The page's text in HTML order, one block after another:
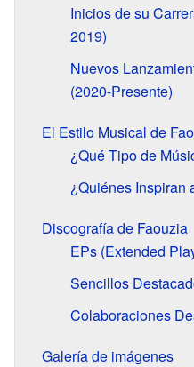
Inicios de su
2019)
Nuevos
(2020-Presente)
El Estilo Musical de
¿Qué Tipo de
¿Quiénes Inspiran
Discografía de Faouzia
EPs (Extended
Sencillos
Colaboraciones
Galería de imágenes